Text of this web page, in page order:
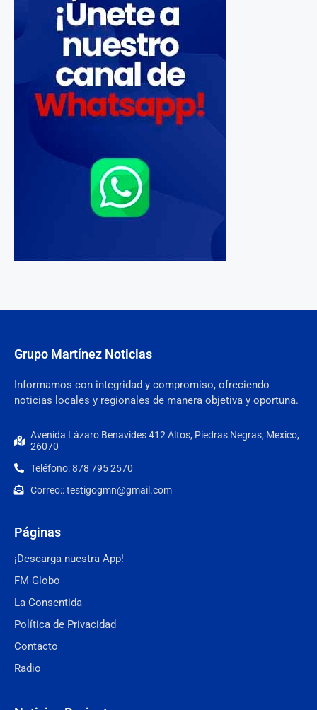
Grupo Martínez Noticias
Informamos con integridad y compromiso, ofreciendo
noticias locales y regionales de manera objetiva y oportuna.
Avenida Lázaro Benavides 412 Altos, Piedras Negras, Mexico,
26070
Teléfono: 878 795 2570
Correo:: testigogmn@gmail.com
Páginas
¡Descarga nuestra App!
FM Globo
La Consentida
Política de Privacidad
Contacto
Radio